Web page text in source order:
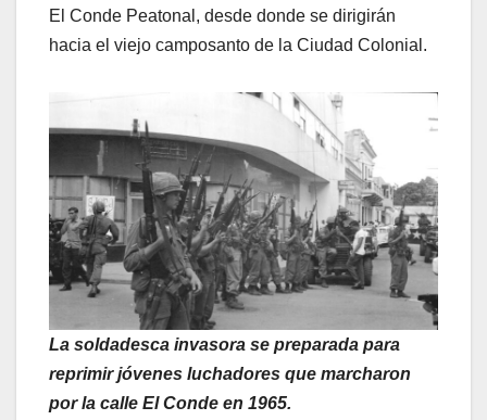
El Conde Peatonal, desde donde se dirigirán
hacia el viejo camposanto de la Ciudad Colonial.
La soldadesca invasora se preparada para
reprimir jóvenes luchadores que marcharon
por la calle El Conde en 1965.